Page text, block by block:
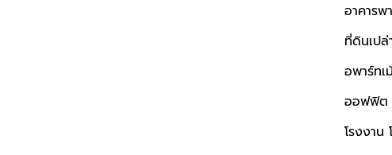
อาคาร
ที่ดินเปล่
อพาร์ท
ออฟฟิต
โรงงาน